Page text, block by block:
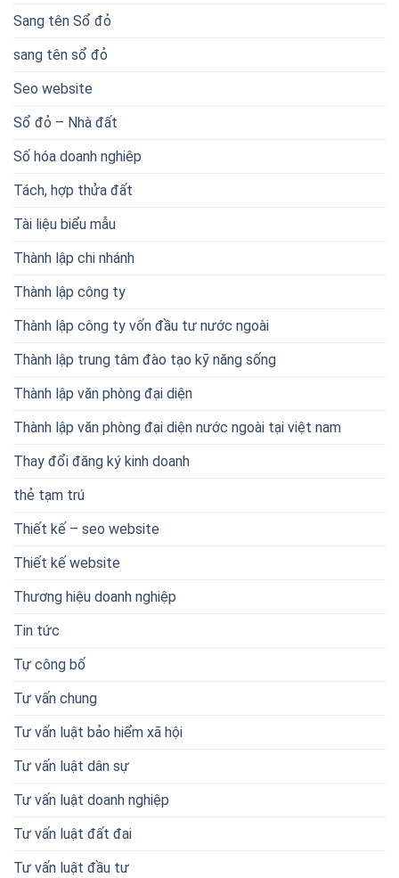
Sang tên Sổ đỏ
sang tên sổ đỏ
Seo website
Sổ đỏ – Nhà đất
Số hóa doanh nghiêp
Tách, hợp thửa đất
Tài liệu biểu mẫu
Thành lập chi nhánh
Thành lập công ty
Thành lập công ty vốn đầu tư nước ngoài
Thành lập trung tâm đào tạo kỹ năng sống
Thành lập văn phòng đại diện
Thành lập văn phòng đại diện nước ngoài tại việt nam
Thay đổi đăng ký kinh doanh
thẻ tạm trú
Thiết kế – seo website
Thiết kế website
Thương hiệu doanh nghiệp
Tin tức
Tự công bố
Tư vấn chung
Tư vấn luật bảo hiểm xã hội
Tư vấn luật dân sự
Tư vấn luật doanh nghiệp
Tư vấn luật đất đai
Tư vấn luật đầu tư